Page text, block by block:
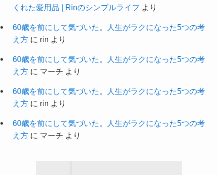
くれた愛用品 | Rinのシンプルライフ より
60歳を前にして気づいた。人生がラクになった5つの考
え方に rin より
60歳を前にして気づいた。人生がラクになった5つの考
え方に マーチ より
60歳を前にして気づいた。人生がラクになった5つの考
え方に rin より
60歳を前にして気づいた。人生がラクになった5つの考
え方に マーチ より